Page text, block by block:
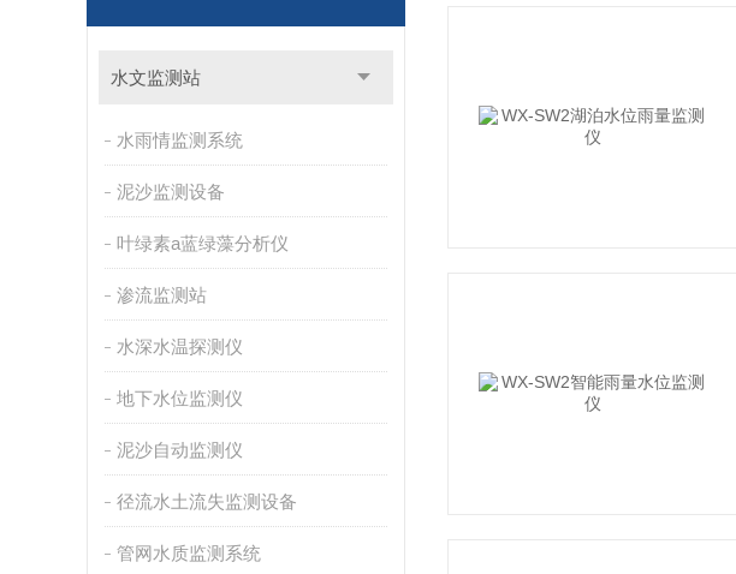
水文监测站
水雨情监测系统
泥沙监测设备
叶绿素a蓝绿藻分析仪
渗流监测站
水深水温探测仪
地下水位监测仪
泥沙自动监测仪
径流水土流失监测设备
管网水质监测系统